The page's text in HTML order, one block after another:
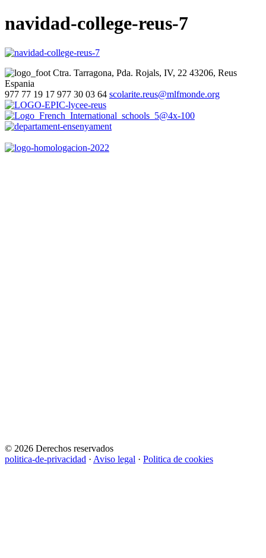
navidad-college-reus-7
Ctra. Tarragona, Pda. Rojals, IV, 22 43206, Reus
Espania
977 77 19 17 977 30 03 64 scolarite.reus@mlfmonde.org
© 2026 Derechos reservados
politica-de-privacidad · Aviso legal · Politica de cookies